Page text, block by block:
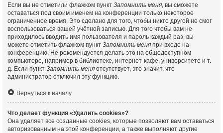
Если вы не отметили флажком пункт Запомнить меня, вы сможете
оставаться под своим именем на конференции только некоторое
ограниченное время. Это сделано для того, чтобы никто другой не смог
воспользоваться вашей учётной записью. Для того чтобы вам не
приходилось вводить имя пользователя и пароль каждый раз, вы
можете отметить флажком пункт Запомнить меня при входе на
конференцию. Не рекомендуется делать это на общедоступном
компьютере, например в библиотеке, интернет-кафе, университете и т.
д. Если пункт Запомнить меня отсутствует, это значит, что
администратор отключил эту функцию.
Вернуться к началу
Что делает функция «Удалить cookies»?
Она удаляет все созданные cookies, которые позволяют вам оставаться
авторизованным на этой конференции, а также выполняют другие